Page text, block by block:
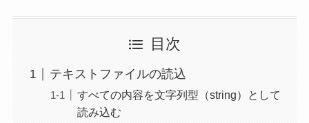
目次
テキストファイルの読込
すべての内容を文字列型（string）として
読み込む